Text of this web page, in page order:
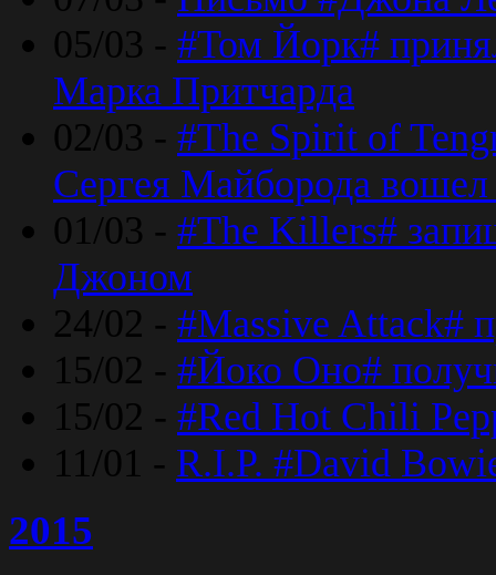
05/03 - #Том Йорк#
Марка Притчарда
02/03 - #The Spirit of
Сергея Майборода
01/03 - #The Killers#
Джоном
24/02 - #Massive Attack#
15/02 - #Йоко Оно#
15/02 - #Red Hot Chili
11/01 - R.I.P. #David
2015